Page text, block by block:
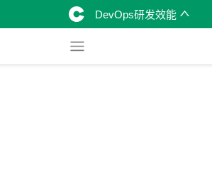
DevOps研发效能